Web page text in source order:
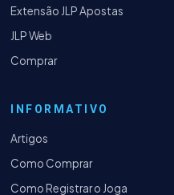
Extensão JLP Apostas
JLP Web
Comprar
INFORMATIVO
Artigos
Como Comprar
Como Registrar o Joga